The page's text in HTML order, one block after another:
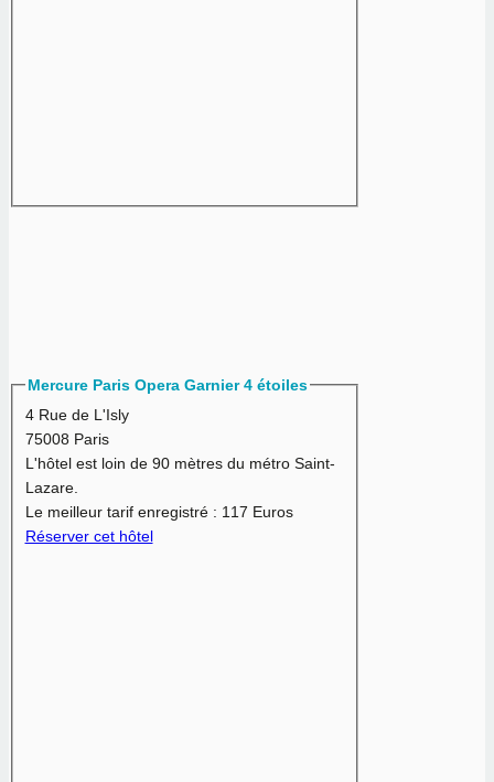
Mercure Paris Opera Garnier 4 étoiles
4 Rue de L'Isly
75008 Paris
L'hôtel est loin de 90 mètres du métro Saint-
Lazare.
Le meilleur tarif enregistré : 117 Euros
Réserver cet hôtel